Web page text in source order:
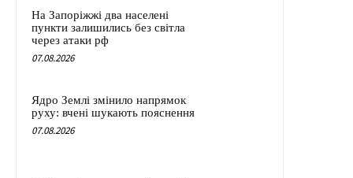
На Запоріжжі два населені
пункти залишились без світла
через атаки рф
07.08.2026
Ядро Землі змінило напрямок
руху: вчені шукають пояснення
07.08.2026